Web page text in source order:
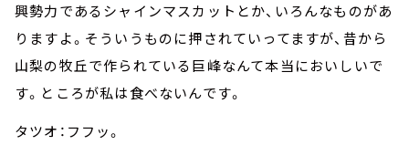
興勢力であるシャインマスカットとか、いろんなものがあ
りますよ。そういうものに押されていってますが、昔から
山梨の牧丘で作られている巨峰なんて本当においしいで
す。ところが私は食べないんです。
タツオ：フフッ。